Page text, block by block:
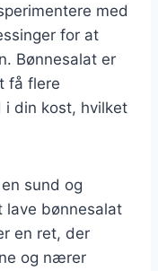
med
for at
Bønnesalat er
få flere
din kost, hvilket
sund og
lave bønnesalat
en ret, der
og nærer